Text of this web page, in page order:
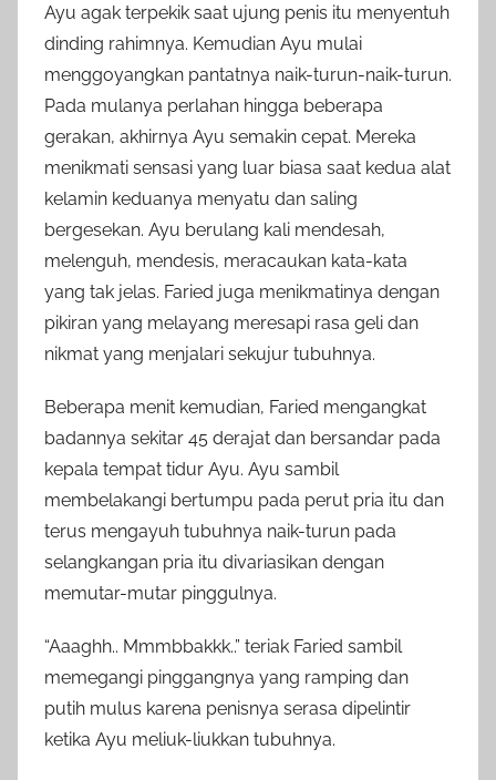
Ayu agak terpekik saat ujung penis itu menyentuh
dinding rahimnya. Kemudian Ayu mulai
menggoyangkan pantatnya naik-turun-naik-turun.
Pada mulanya perlahan hingga beberapa
gerakan, akhirnya Ayu semakin cepat. Mereka
menikmati sensasi yang luar biasa saat kedua alat
kelamin keduanya menyatu dan saling
bergesekan. Ayu berulang kali mendesah,
melenguh, mendesis, meracaukan kata-kata
yang tak jelas. Faried juga menikmatinya dengan
pikiran yang melayang meresapi rasa geli dan
nikmat yang menjalari sekujur tubuhnya.
Beberapa menit kemudian, Faried mengangkat
badannya sekitar 45 derajat dan bersandar pada
kepala tempat tidur Ayu. Ayu sambil
membelakangi bertumpu pada perut pria itu dan
terus mengayuh tubuhnya naik-turun pada
selangkangan pria itu divariasikan dengan
memutar-mutar pinggulnya.
“Aaaghh.. Mmmbbakkk..” teriak Faried sambil
memegangi pinggangnya yang ramping dan
putih mulus karena penisnya serasa dipelintir
ketika Ayu meliuk-liukkan tubuhnya.